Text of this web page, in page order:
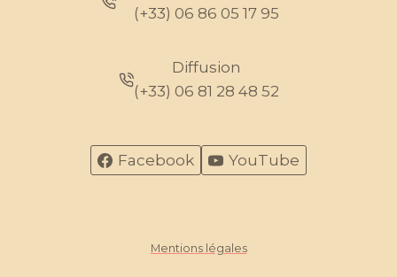
(+33) 06 86 05 17 95
Diffusion
(+33) 06 81 28 48 52
Facebook YouTube
Mentions légales